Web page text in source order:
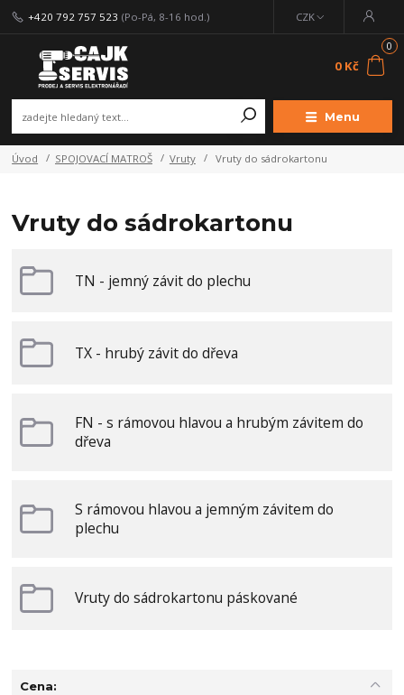
Menu
CZK
+420 792 757 523 (Po-Pá, 8-16 hod.)
0
0 Kč
Úvod SPOJOVACÍ MATROŠ Vruty Vruty do sádrokartonu
Vruty do sádrokartonu
TN - jemný závit do plechu
TX - hrubý závit do dřeva
FN - s rámovou hlavou a hrubým závitem do
dřeva
S rámovou hlavou a jemným závitem do
plechu
Vruty do sádrokartonu páskované
Cena: